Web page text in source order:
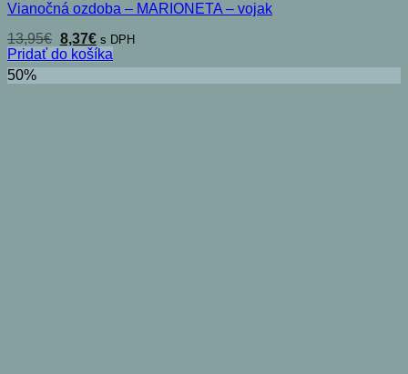
Vianočná ozdoba – MARIONETA – vojak
13,95€ Pôvodná
cena
bola:
13,95€.
8,37€Aktuálna
cena
je:
8,37€.
s DPH
Pridať do košíka
50%